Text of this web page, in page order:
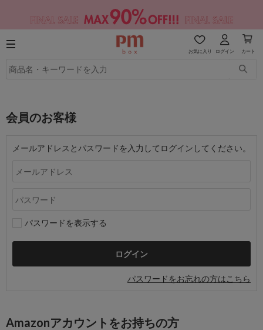
お気に入り ログイン カート
会員のお客様
メールアドレスとパスワードを入力してログインしてください。
パスワードを表示する
パスワードをお忘れの方はこちら
Amazonアカウントをお持ちの方